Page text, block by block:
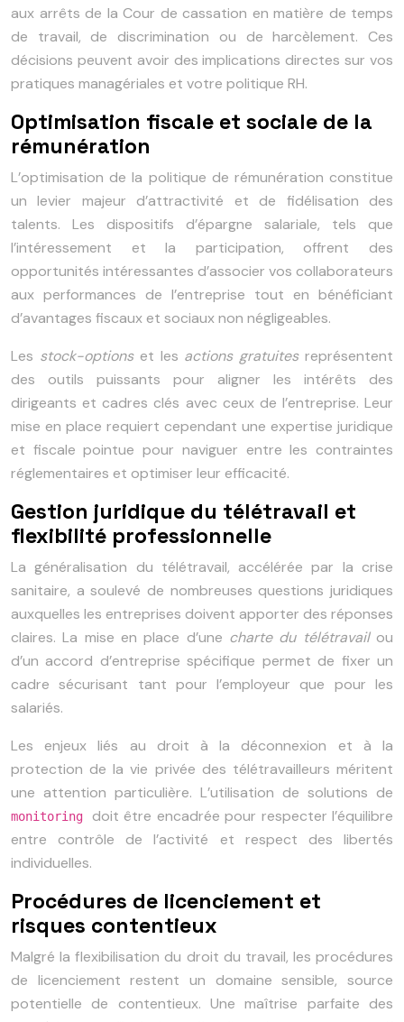
aux arrêts de la Cour de cassation en matière de temps
de travail, de discrimination ou de harcèlement. Ces
décisions peuvent avoir des implications directes sur vos
pratiques managériales et votre politique RH.
Optimisation fiscale et sociale de la
rémunération
L’optimisation de la politique de rémunération constitue
un levier majeur d’attractivité et de fidélisation des
talents. Les dispositifs d’épargne salariale, tels que
l’intéressement et la participation, offrent des
opportunités intéressantes d’associer vos collaborateurs
aux performances de l’entreprise tout en bénéficiant
d’avantages fiscaux et sociaux non négligeables.
Les stock-options et les actions gratuitesreprésentent
des outils puissants pour aligner les intérêts des
dirigeants et cadres clés avec ceux de l’entreprise. Leur
mise en place requiert cependant une expertise juridique
et fiscale pointue pour naviguer entre les contraintes
réglementaires et optimiser leur efficacité.
Gestion juridique du télétravail et
flexibilité professionnelle
La généralisation du télétravail, accélérée par la crise
sanitaire, a soulevé de nombreuses questions juridiques
auxquelles les entreprises doivent apporter des réponses
claires. La mise en place d’une charte du télétravail ou
d’un accord d’entreprise spécifique permet de fixer un
cadre sécurisant tant pour l’employeur que pour les
salariés.
Les enjeux liés au droit à la déconnexion et à la
protection de la vie privée des télétravailleurs méritent
une attention particulière. L’utilisation de solutions de
monitoring doit être encadrée pour respecter l’équilibre
entre contrôle de l’activité et respect des libertés
individuelles.
Procédures de licenciement et
risques contentieux
Malgré la flexibilisation du droit du travail, les procédures
de licenciement restent un domaine sensible, source
potentielle de contentieux. Une maîtrise parfaite des